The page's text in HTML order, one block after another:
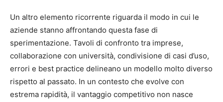
Un altro elemento ricorrente riguarda il modo in cui le
aziende stanno affrontando questa fase di
sperimentazione. Tavoli di confronto tra imprese,
collaborazione con università, condivisione di casi d’uso,
errori e best practice delineano un modello molto diverso
rispetto al passato. In un contesto che evolve con
estrema rapidità, il vantaggio competitivo non nasce